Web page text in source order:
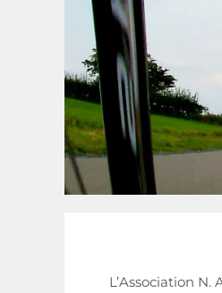
L’Association N.